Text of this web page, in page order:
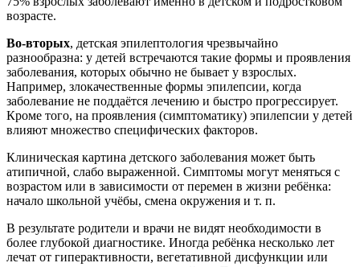
возрасте.
Во-вторых, детская эпилептология чрезвычайно
разнообразна: у детей встречаются такие формы и проявления
заболевания, которых обычно не бывает у взрослых.
Например, злокачественные формы эпилепсии, когда
заболевание не поддаётся лечению и быстро прогрессирует.
Кроме того, на проявления (симптоматику) эпилепсии у детей
влияют множество специфических факторов.
Клиническая картина детского заболевания может быть
атипичной, слабо выраженной. Симптомы могут меняться с
возрастом или в зависимости от перемен в жизни ребёнка:
начало школьной учёбы, смена окружения и т. п.
В результате родители и врачи не видят необходимости в
более глубокой диагностике. Иногда ребёнка несколько лет
лечат от гиперактивности, вегетативной дисфункции или